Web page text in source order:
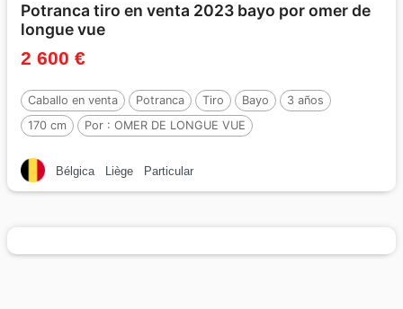
Potranca tiro en venta 2023 bayo por omer de
longue vue
2 600 €
Caballo en venta Potranca Tiro Bayo
3 años
170 cm
Por : OMER DE LONGUE VUE
Bélgica Liège Particular